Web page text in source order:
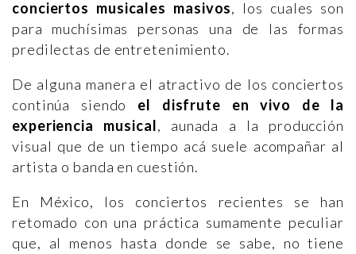
conciertos musicales masivos, los cuales son
para muchísimas personas una de las formas
predilectas de entretenimiento.
De alguna manera el atractivo de los conciertos
continúa siendo el disfrute en vivo de la
experiencia musical, aunada a la producción
visual que de un tiempo acá suele acompañar al
artista o banda en cuestión.
En México, los conciertos recientes se han
retomado con una práctica sumamente peculiar
que, al menos hasta donde se sabe, no tiene